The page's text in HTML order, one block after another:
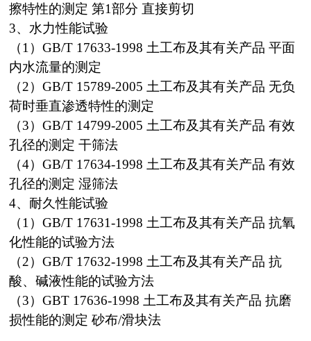
擦特性的测定 第1部分 直接剪切
3、水力性能试验
（1）GB/T 17633-1998 土工布及其有关产品 平面
内水流量的测定
（2）GB/T 15789-2005 土工布及其有关产品 无负
荷时垂直渗透特性的测定
（3）GB/T 14799-2005 土工布及其有关产品 有效
孔径的测定 干筛法
（4）GB/T 17634-1998 土工布及其有关产品 有效
孔径的测定 湿筛法
4、耐久性能试验
（1）GB/T 17631-1998 土工布及其有关产品 抗氧
化性能的试验方法
（2）GB/T 17632-1998 土工布及其有关产品 抗
酸、碱液性能的试验方法
（3）GBT 17636-1998 土工布及其有关产品 抗磨
损性能的测定 砂布/滑块法